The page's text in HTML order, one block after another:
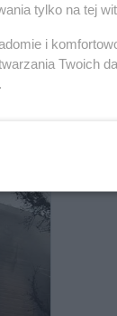
tylko na tej
i
Twoich